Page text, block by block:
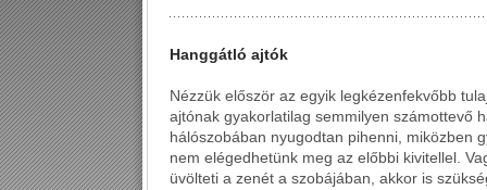
Hanggátló ajtók
Nézzük először az egyik legkézenfekvőbb
ajtónak gyakorlatilag semmilyen számottevő
hálószobában nyugodtan pihenni, miközben
nem elégedhetünk meg az előbbi kivitellel.
üvölteti a zenét a szobájában, akkor is